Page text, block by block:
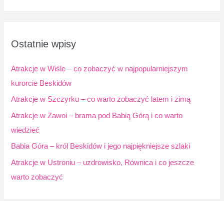
d
l
Ostatnie wpisy
Atrakcje w Wiśle – co zobaczyć w najpopularniejszym
kurorcie Beskidów
Atrakcje w Szczyrku – co warto zobaczyć latem i zimą
Atrakcje w Zawoi – brama pod Babią Górą i co warto
wiedzieć
Babia Góra – król Beskidów i jego najpiękniejsze szlaki
Atrakcje w Ustroniu – uzdrowisko, Równica i co jeszcze
warto zobaczyć